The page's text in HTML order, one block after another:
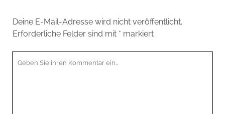
Deine E-Mail-Adresse wird nicht veröffentlicht.
Erforderliche Felder sind mit * markiert